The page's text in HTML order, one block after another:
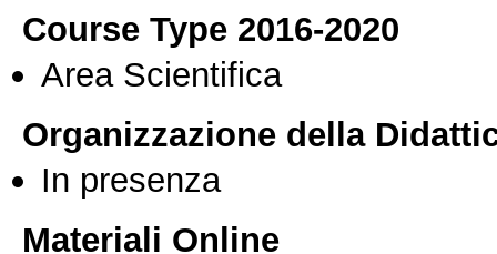
Course Type 2016-2020
Area Scientifica
Organizzazione della
In presenza
Materiali Online